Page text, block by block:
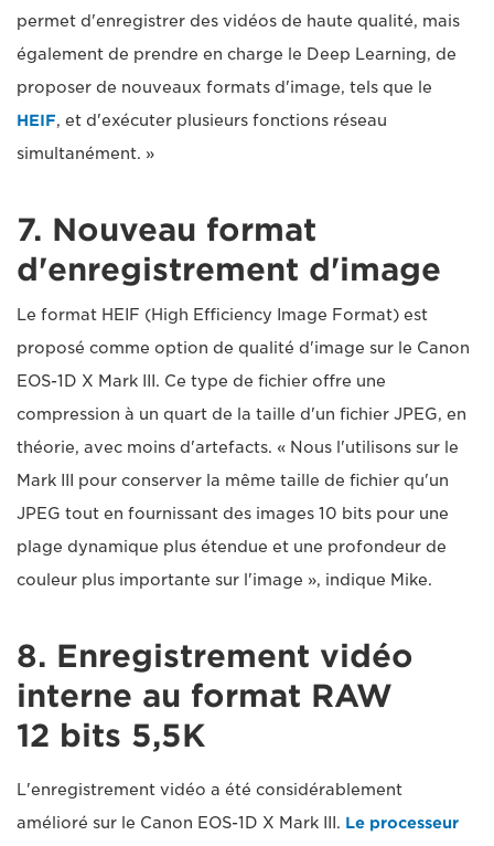
permet d'enregistrer des vidéos de haute qualité, mais
également de prendre en charge le Deep Learning, de
proposer de nouveaux formats d'image, tels que le
HEIF, et d'exécuter plusieurs fonctions réseau
simultanément. »
7. Nouveau format
d'enregistrement d'image
Le format HEIF (High Efficiency Image Format) est
proposé comme option de qualité d'image sur le Canon
EOS-1D X Mark III. Ce type de fichier offre une
compression à un quart de la taille d'un fichier JPEG, en
théorie, avec moins d'artefacts. « Nous l'utilisons sur le
Mark III pour conserver la même taille de fichier qu'un
JPEG tout en fournissant des images 10 bits pour une
plage dynamique plus étendue et une profondeur de
couleur plus importante sur l'image », indique Mike.
8. Enregistrement vidéo
interne au format RAW
12 bits 5,5K
L'enregistrement vidéo a été considérablement
amélioré sur le Canon EOS-1D X Mark III. Le processeur